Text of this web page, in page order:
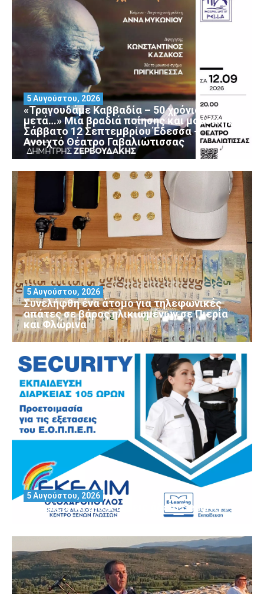
«Τραγουδάμε Καββαδία – 50 χρόνια
μετά…» Μια βραδιά ποίησης και μουσικής
Σάββατο 12 Σεπτεμβρίου Έδεσσα –
Ανοιχτό Θέατρο Γαβαλιώτισσας
5 Αυγούστου, 2026
Συνελήφθη ένα άτομο για τηλεφωνικές
απάτες σε βάρος ηλικιωμένων σε Πιερία
και Φλώρινα
5 Αυγούστου, 2026
Θέλεις να αποκτήσεις άδεια Security?
5 Αυγούστου, 2026